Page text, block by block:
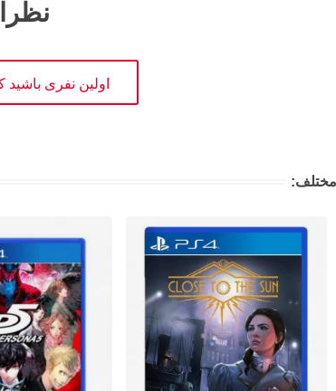
اولین نفری